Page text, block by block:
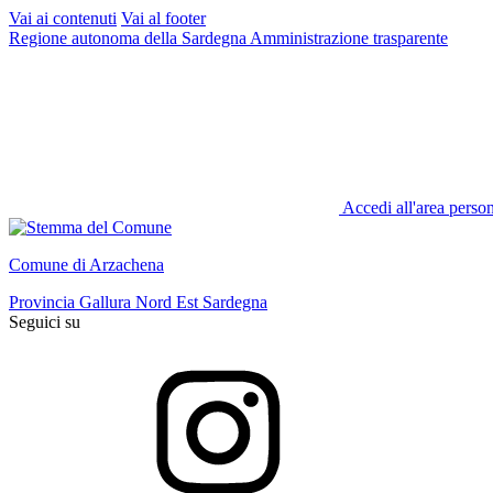
Vai ai contenuti Vai al footer
Regione autonoma della Sardegna Amministrazione trasparente
Accedi all'area
Comune di Arzachena
Provincia Gallura Nord Est Sardegna
Seguici su